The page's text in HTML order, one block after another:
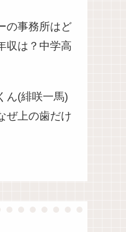
の事務所はど
収は？中学高
ん(緋咲一馬)
ぜ上の歯だけ